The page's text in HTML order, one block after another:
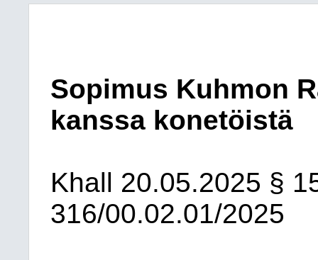
Sopimus Kuhmon
kanssa konetöistä
Khall 20.05.2025 §
316/00.02.01/2025